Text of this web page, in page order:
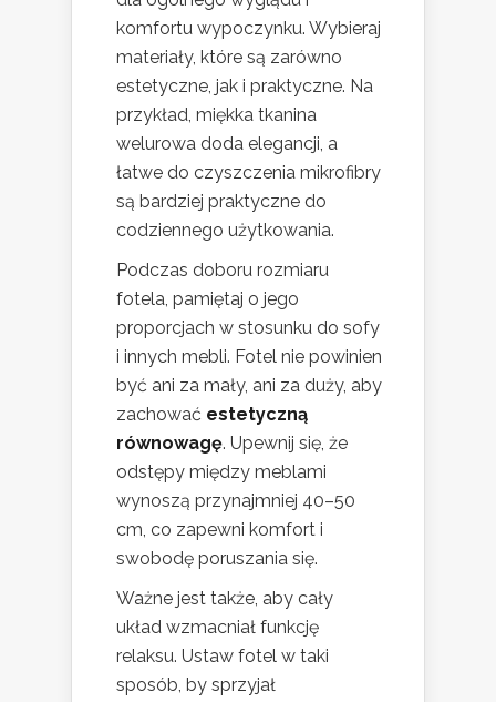
komfortu wypoczynku. Wybieraj
materiały, które są zarówno
estetyczne, jak i praktyczne. Na
przykład, miękka tkanina
welurowa doda elegancji, a
łatwe do czyszczenia mikrofibry
są bardziej praktyczne do
codziennego użytkowania.
Podczas doboru rozmiaru
fotela, pamiętaj o jego
proporcjach w stosunku do sofy
i innych mebli. Fotel nie powinien
być ani za mały, ani za duży, aby
zachować estetyczną
równowagę. Upewnij się, że
odstępy między meblami
wynoszą przynajmniej 40–50
cm, co zapewni komfort i
swobodę poruszania się.
Ważne jest także, aby cały
układ wzmacniał funkcję
relaksu. Ustaw fotel w taki
sposób, by sprzyjał